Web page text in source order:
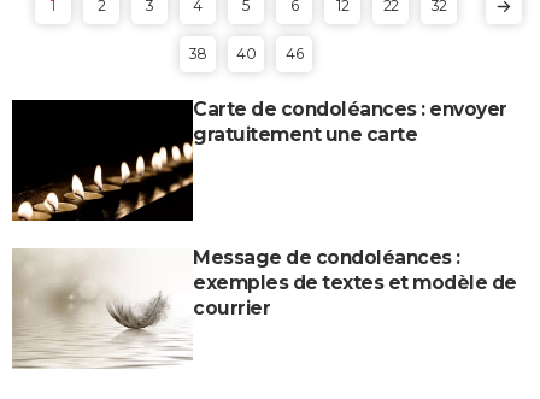
1 2 3 4 5 6 12 22 32
38 40 46
Carte de condoléances : envoyer
gratuitement une carte
Message de condoléances :
exemples de textes et modèle de
courrier